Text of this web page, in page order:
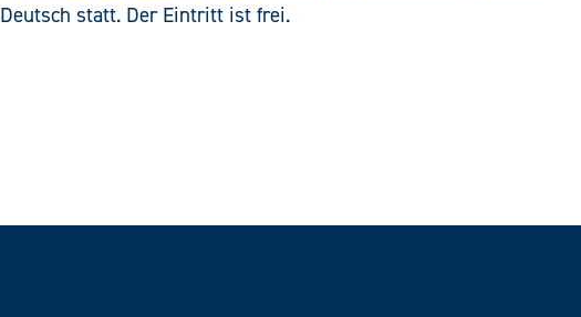
Deutsch statt. Der Eintritt ist frei.